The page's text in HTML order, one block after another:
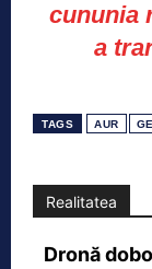
cununia
a
TAGS AUR
Realitatea
Dronă